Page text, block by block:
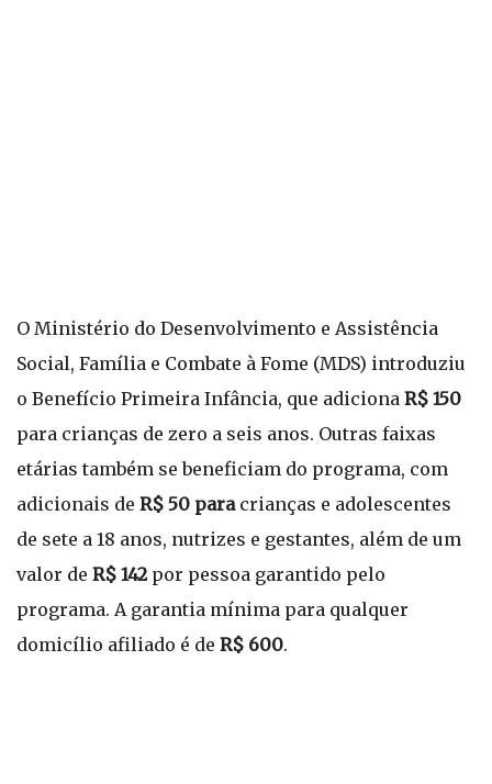
O Ministério do Desenvolvimento e Assistência
Social, Família e Combate à Fome (MDS) introduziu
o Benefício Primeira Infância, que adiciona R$ 150
para crianças de zero a seis anos. Outras faixas
etárias também se beneficiam do programa, com
adicionais de R$ 50 paracrianças e adolescentes
de sete a 18 anos, nutrizes e gestantes, além de um
valor de R$ 142por pessoa garantido pelo
programa. A garantia mínima para qualquer
domicílio afiliado é de R$ 600.